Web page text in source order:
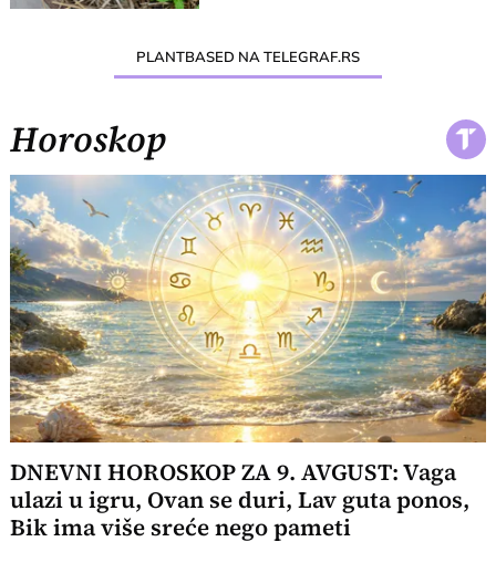
PLANTBASED NA TELEGRAF.RS
Horoskop
DNEVNI HOROSKOP ZA 9. AVGUST: Vaga
ulazi u igru, Ovan se duri, Lav guta ponos,
Bik ima više sreće nego pameti